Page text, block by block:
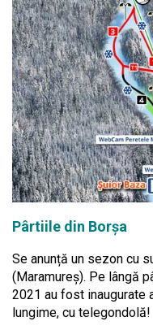
Pârtiile din Borșa
Se anunță un sezon cu
(Maramureș). Pe lângă
2021 au fost inaugurate
lungime, cu telegondolă!